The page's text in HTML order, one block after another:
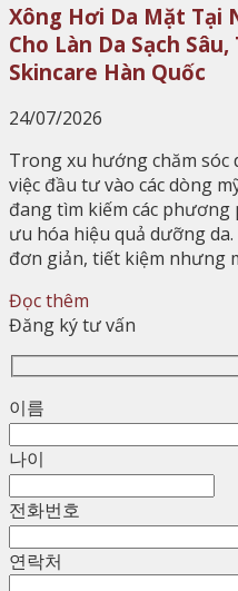
Xông Hơi Da Mặt Tại
Cho Làn Da Sạch
Skincare Hàn Quốc
24/07/2026
Trong xu hướng chăm sóc
việc đầu tư vào các dòng
đang tìm kiếm các
ưu hóa hiệu quả dưỡng
đơn giản, tiết kiệm nhưng
Đọc thêm
Đăng ký tư vấn
이름
나이
전화번호
연락처